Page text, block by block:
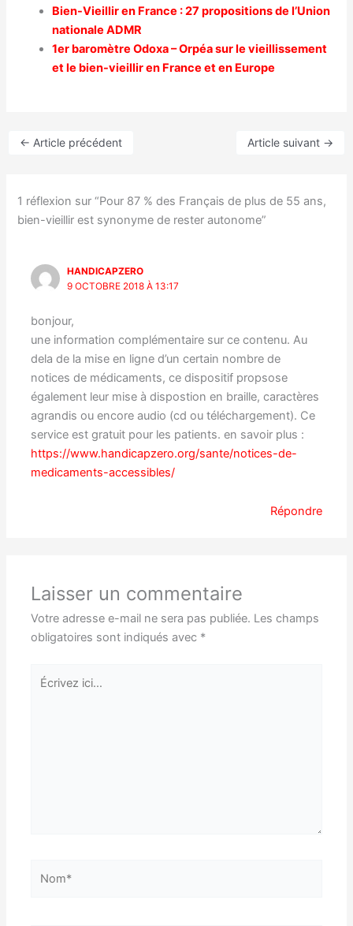
Bien-Vieillir en France : 27 propositions de l’Union
nationale ADMR
1er baromètre Odoxa – Orpéa sur le vieillissement
et le bien-vieillir en France et en Europe
← Article précédent Article suivant →
1 réflexion sur “Pour 87 % des Français de plus de 55 ans,
bien-vieillir est synonyme de rester autonome”
HANDICAPZERO
9 OCTOBRE 2018 À 13:17
bonjour,
une information complémentaire sur ce contenu. Au
dela de la mise en ligne d’un certain nombre de
notices de médicaments, ce dispositif propsose
également leur mise à dispostion en braille, caractères
agrandis ou encore audio (cd ou téléchargement). Ce
service est gratuit pour les patients. en savoir plus :
https://www.handicapzero.org/sante/notices-de-
medicaments-accessibles/
Répondre
Laisser un commentaire
Votre adresse e-mail ne sera pas publiée. Les champs
obligatoires sont indiqués avec *
Écrivez
ici…